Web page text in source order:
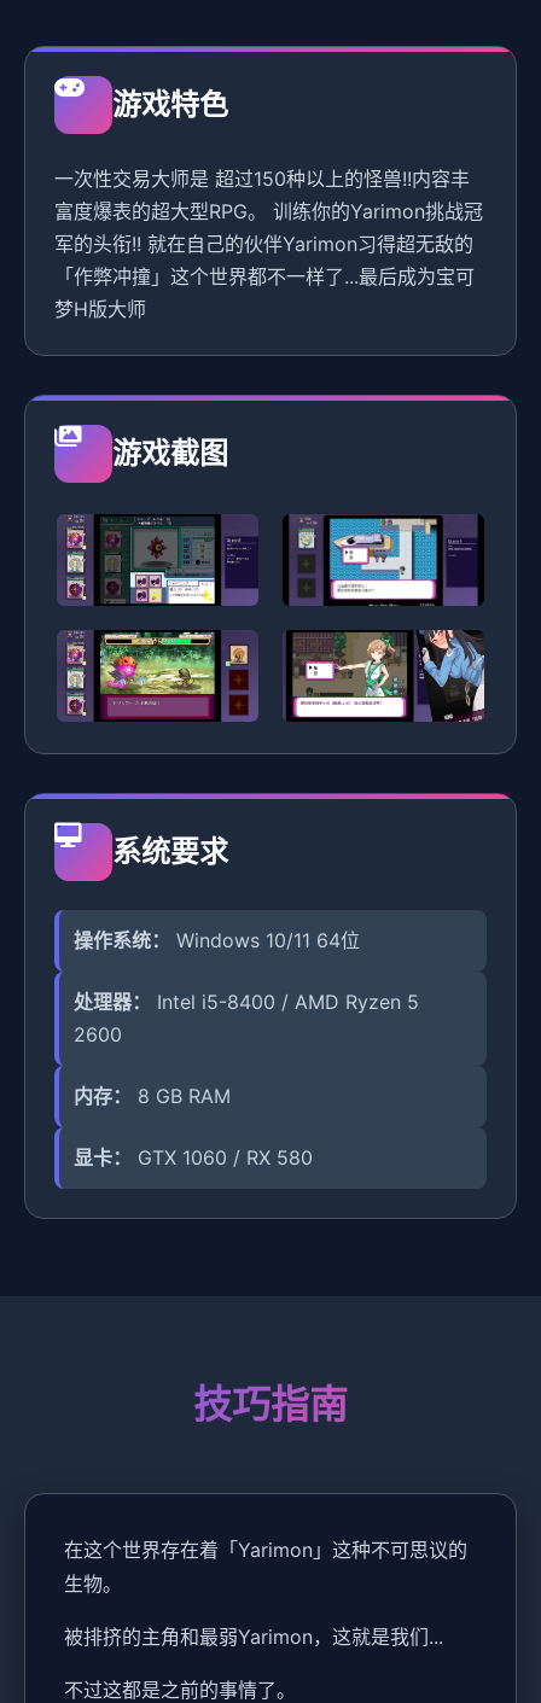
游戏特色
一次性交易大师是 超过150种以上的怪兽!!内容丰
富度爆表的超大型RPG。 训练你的Yarimon挑战冠
军的头衔!! 就在自己的伙伴Yarimon习得超无敌的
「作弊冲撞」这个世界都不一样了...最后成为宝可
梦H版大师
游戏截图
系统要求
操作系统： Windows 10/11 64位
处理器：
Intel i5-8400 / AMD Ryzen 5
2600
内存： 8 GB RAM
显卡： GTX 1060 / RX 580
技巧指南
在这个世界存在着「Yarimon」这种不可思议的
生物。
被排挤的主角和最弱Yarimon，这就是我们...
不过这都是之前的事情了。